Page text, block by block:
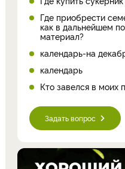
только
Где приобрести
как в дальнейшем
материал?
календарь-на
календарь
Кто завелся в моих
Задать вопрос